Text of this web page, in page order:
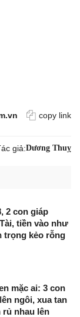
copy link
giả:Dương Thuỵ
2 con giáp
tiền vào như
trọng kẻo rỗng
mặc ai: 3 con
ngôi, xua tan
rủ nhau lên